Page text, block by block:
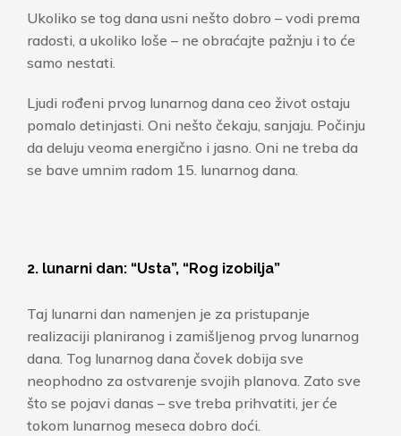
Ukoliko se tog dana usni nešto dobro – vodi prema
radosti, a ukoliko loše – ne obraćajte pažnju i to će
samo nestati.
Ljudi rođeni prvog lunarnog dana ceo život ostaju
pomalo detinjasti. Oni nešto čekaju, sanjaju. Počinju
da deluju veoma energično i jasno. Oni ne treba da
se bave umnim radom 15. lunarnog dana.
2. lunarni dan: “Usta”, “Rog izobilja”
Taj lunarni dan namenjen je za pristupanje
realizaciji planiranog i zamišljenog prvog lunarnog
dana. Tog lunarnog dana čovek dobija sve
neophodno za ostvarenje svojih planova. Zato sve
što se pojavi danas – sve treba prihvatiti, jer će
tokom lunarnog meseca dobro doći.